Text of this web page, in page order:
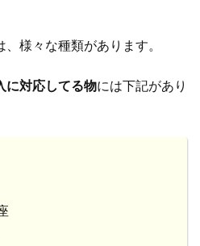
様々な種類があります。
に対応してる物には下記があり